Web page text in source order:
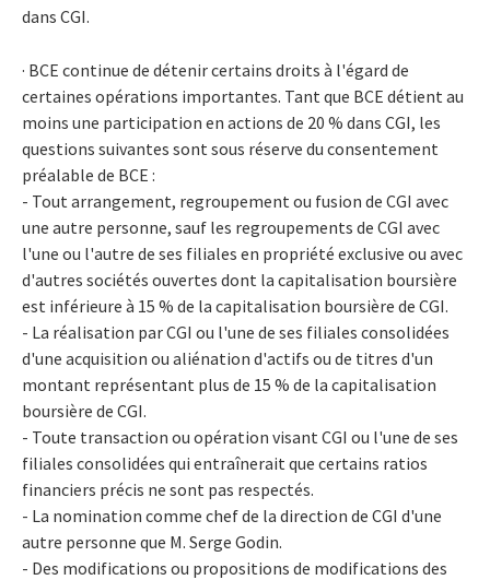
dans CGI.
· BCE continue de détenir certains droits à l'égard de
certaines opérations importantes. Tant que BCE détient au
moins une participation en actions de 20 % dans CGI, les
questions suivantes sont sous réserve du consentement
préalable de BCE :
- Tout arrangement, regroupement ou fusion de CGI avec
une autre personne, sauf les regroupements de CGI avec
l'une ou l'autre de ses filiales en propriété exclusive ou avec
d'autres sociétés ouvertes dont la capitalisation boursière
est inférieure à 15 % de la capitalisation boursière de CGI.
- La réalisation par CGI ou l'une de ses filiales consolidées
d'une acquisition ou aliénation d'actifs ou de titres d'un
montant représentant plus de 15 % de la capitalisation
boursière de CGI.
- Toute transaction ou opération visant CGI ou l'une de ses
filiales consolidées qui entraînerait que certains ratios
financiers précis ne sont pas respectés.
- La nomination comme chef de la direction de CGI d'une
autre personne que M. Serge Godin.
- Des modifications ou propositions de modifications des